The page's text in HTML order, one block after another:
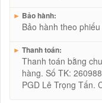
► Bảo hành:
Bảo hành theo
► Thanh toán:
Thanh toán bằng
hàng. Số TK:
PGD Lê Trọng Tấn.